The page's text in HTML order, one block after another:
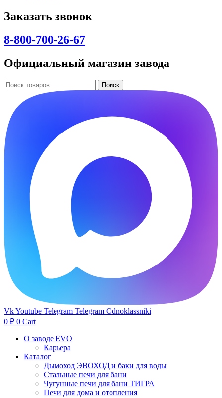
Заказать звонок
8-800-700-26-67
Официальный магазин завода
Поиск
VkYoutube Telegram Telegram Odnoklassniki
0 ₽ 0 Cart
О заводе EVO
Карьера
Каталог
Дымоход ЭВОХОД и баки для воды
Стальные печи для бани
Чугунные печи для бани ТИГРА
Печи для дома и отопления